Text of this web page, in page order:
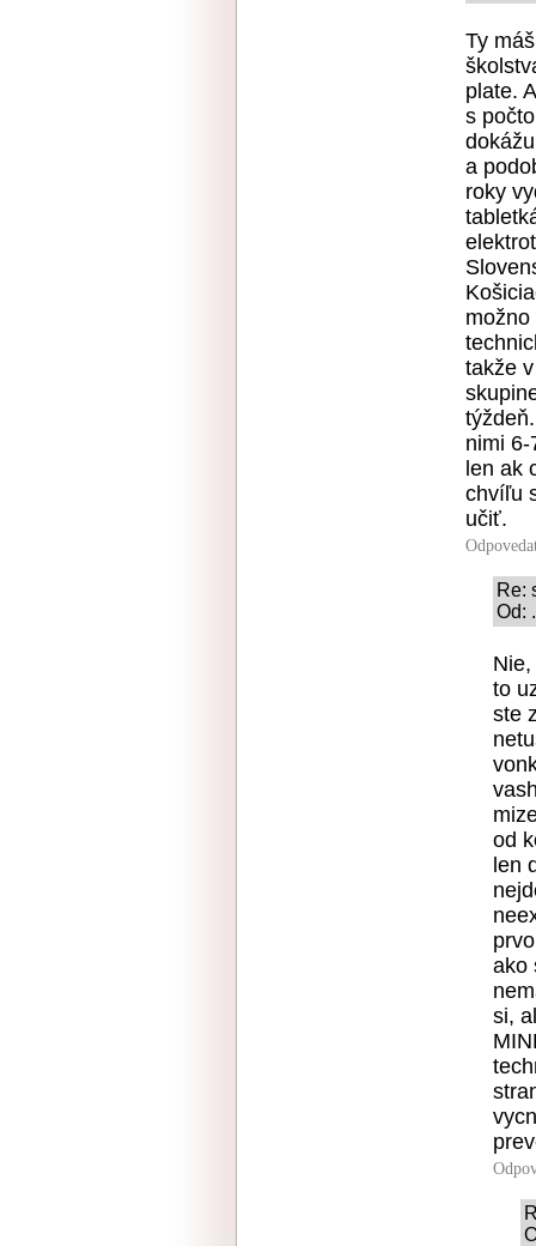
Ty
plate.
s
a
roky
takže
nimi
len ak
chvíľu
učiť.
Re:
Od:
to
ste
od
len
ako
si,